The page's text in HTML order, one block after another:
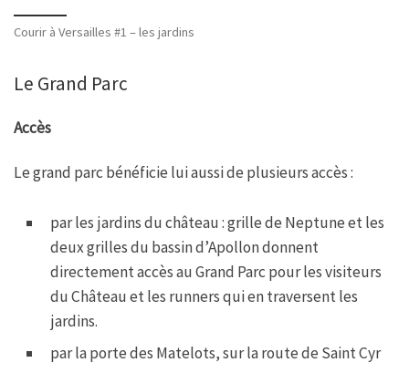
Courir à Versailles #1 – les jardins
Le Grand Parc
Accès
Le grand parc bénéficie lui aussi de plusieurs accès :
par les jardins du château : grille de Neptune et les
deux grilles du bassin d’Apollon donnent
directement accès au Grand Parc pour les visiteurs
du Château et les runners qui en traversent les
jardins.
par la porte des Matelots, sur la route de Saint Cyr